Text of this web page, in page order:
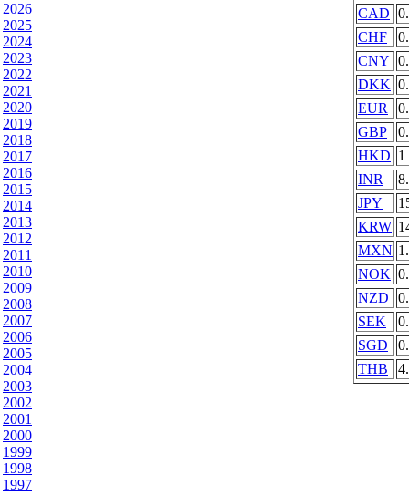
2026
2025
2024
2023
2022
2021
2020
2019
2018
2017
2016
2015
2014
2013
2012
2011
2010
2009
2008
2007
2006
2005
2004
2003
2002
2001
2000
1999
1998
1997
CAD
CHF
CNY
DKK
EUR
GBP
HKD 1
INR
JPY
KRW
MXN
NOK
NZD
SEK
SGD
THB